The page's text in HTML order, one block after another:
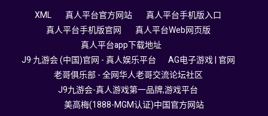
XML 真人平台官方网站
真人平台手机版入口
真人平台手机版官网
真人平台Web网页版
真人平台app下载地址
J9·九游会 (中国)官网 - 真人娱乐平台
AG电子游戏 | 官网
老哥俱乐部 - 全网华人老哥交流论坛社区
J9九游会-真人游戏第一品牌,游戏平台
美高梅(1888-MGM认证)中国官方网站